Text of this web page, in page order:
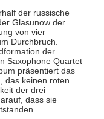
der russische
Glasunow der
von vier
Durchbruch.
der
Saxophone Quartet
präsentiert das
das keinen roten
der drei
dass sie